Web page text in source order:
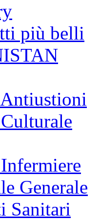
più belli
Generale
Sanitari